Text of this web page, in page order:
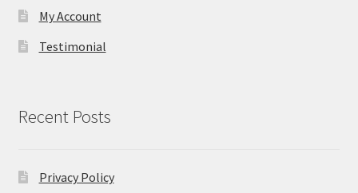
My Account
Testimonial
Recent Posts
Privacy Policy